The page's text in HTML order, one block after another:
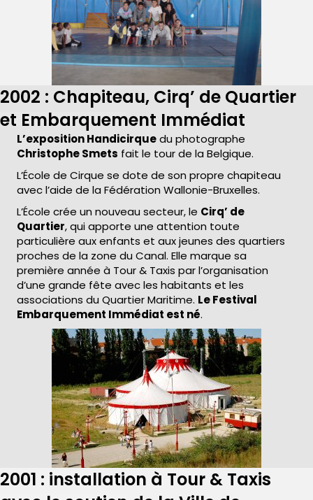
2002 : Chapiteau, Cirq’ de Quartier
et Embarquement Immédiat
L’exposition Handicirquedu photographe
Christophe Smets fait le tour de la Belgique.
L’École de Cirque se dote de son propre chapiteau
avec l’aide de la Fédération Wallonie-Bruxelles.
L’École crée un nouveau secteur, le Cirq’ de
Quartier, qui apporte une attention toute
particulière aux enfants et aux jeunes des quartiers
proches de la zone du Canal. Elle marque sa
première année à Tour & Taxis par l’organisation
d’une grande fête avec les habitants et les
associations du Quartier Maritime. Le Festival
Embarquement Immédiat est né.
2001 : installation à Tour & Taxis